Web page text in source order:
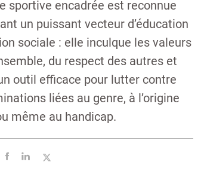
sportive encadrée est reconnue
un puissant vecteur d’éducation
sociale : elle inculque les valeurs
du respect des autres et
outil efficace pour lutter contre
liées au genre, à l’origine
même au handicap.